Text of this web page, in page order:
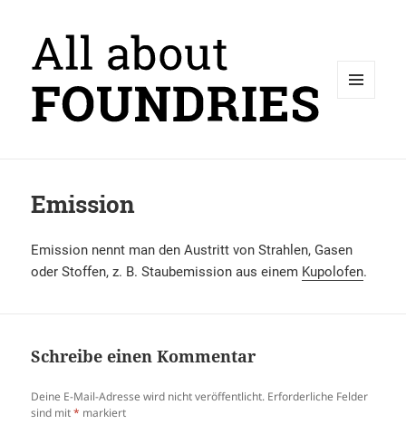
Emission
Emission nennt man den Austritt von Strahlen, Gasen
oder Stoffen, z. B. Staubemission aus einem Kupolofen.
Schreibe einen Kommentar
Deine E-Mail-Adresse wird nicht veröffentlicht. Erforderliche Felder
sind mit* markiert